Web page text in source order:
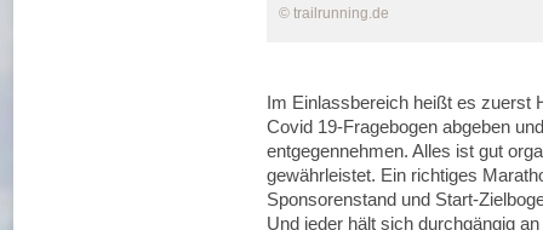
© trailrunning.de
Im Einlassbereich heißt es zuerst
Covid 19-Fragebogen abgeben
entgegennehmen. Alles ist gut
gewährleistet. Ein richtiges
Sponsorenstand und Start-
Und jeder hält sich durchgängig